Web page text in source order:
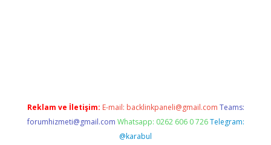
Reklam ve İletişim: E-mail: backlinkpaneli@gmail.com Teams:
forumhizmeti@gmail.com Whatsapp: 0262 606 0 726 Telegram:
@karabul